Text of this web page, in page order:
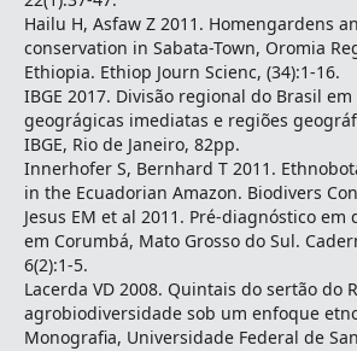
Hailu H, Asfaw Z 2011. Homengardens
conservation in Sabata-Town, Oromia
Ethiopia. Ethiop Journ Scienc, (34):1-16.
IBGE 2017. Divisão regional do Brasil
geográgicas imediatas e regiões
IBGE, Rio de Janeiro, 82pp.
Innerhofer S, Bernhard T 2011.
in the Ecuadorian Amazon. Biodivers
Jesus EM et al 2011. Pré-diagnóstico
em Corumbá, Mato Grosso do Sul.
6(2):1-5.
Lacerda VD 2008. Quintais do sertão do
agrobiodiversidade sob um enfoque
Monografia, Universidade Federal de